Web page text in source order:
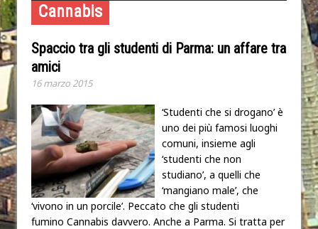
Cannabis
Spaccio tra gli studenti di Parma: un affare tra
amici
16 marzo 2015
‘Studenti che si drogano’ è
uno dei più famosi luoghi
comuni, insieme agli
‘studenti che non
studiano’, a quelli che
‘mangiano male’, che
‘vivono in un porcile’. Peccato che gli studenti
fumino Cannabis davvero. Anche a Parma. Si tratta per